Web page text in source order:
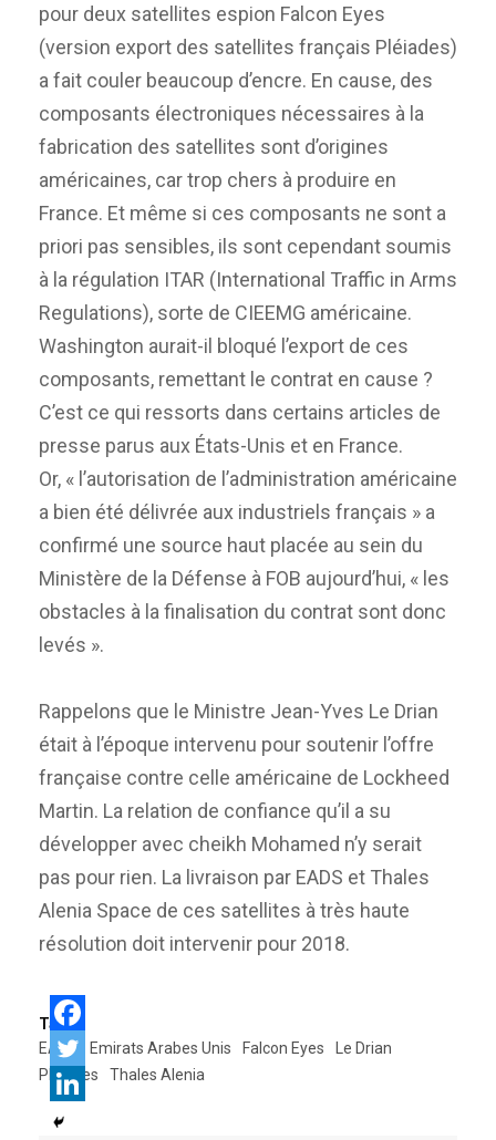
pour deux satellites espion Falcon Eyes
(version export des satellites français Pléiades)
a fait couler beaucoup d’encre. En cause, des
composants électroniques nécessaires à la
fabrication des satellites sont d’origines
américaines, car trop chers à produire en
France. Et même si ces composants ne sont a
priori pas sensibles, ils sont cependant soumis
à la régulation ITAR (International Traffic in Arms
Regulations), sorte de CIEEMG américaine.
Washington aurait-il bloqué l’export de ces
composants, remettant le contrat en cause ?
C’est ce qui ressorts dans certains articles de
presse parus aux États-Unis et en France.
Or, « l’autorisation de l’administration américaine
a bien été délivrée aux industriels français » a
confirmé une source haut placée au sein du
Ministère de la Défense à FOB aujourd’hui, « les
obstacles à la finalisation du contrat sont donc
levés ».
Rappelons que le Ministre Jean-Yves Le Drian
était à l’époque intervenu pour soutenir l’offre
française contre celle américaine de Lockheed
Martin. La relation de confiance qu’il a su
développer avec cheikh Mohamed n’y serait
pas pour rien. La livraison par EADS et Thales
Alenia Space de ces satellites à très haute
résolution doit intervenir pour 2018.
Tags:
EADS
Emirats Arabes Unis Falcon Eyes
Le Drian
Pléiades
Thales Alenia